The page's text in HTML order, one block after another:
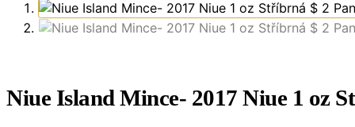
Niue Island Mince- 2017 Niue 1 oz